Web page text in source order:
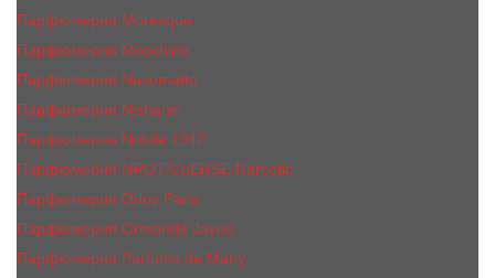
Парфюмерия Moresque
Парфюмерия Moschino
Парфюмерия Nasomatto
Парфюмерия Nishane
Парфюмерия Nobile 1942
Парфюмерия NROTICuERSE Narcotic
Парфюмерия Orlov Paris
Парфюмерия Ormonde Jayne
Парфюмерия Parfums de Marly